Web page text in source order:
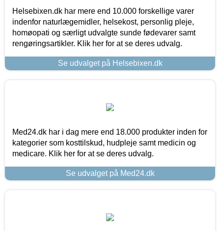
Helsebixen.dk har mere end 10.000 forskellige varer
indenfor naturlægemidler, helsekost, personlig pleje,
homøopati og særligt udvalgte sunde fødevarer samt
rengøringsartikler. Klik her for at se deres udvalg.
Se udvalget på Helsebixen.dk
Med24.dk har i dag mere end 18.000 produkter inden for
kategorier som kosttilskud, hudpleje samt medicin og
medicare. Klik her for at se deres udvalg.
Se udvalget på Med24.dk